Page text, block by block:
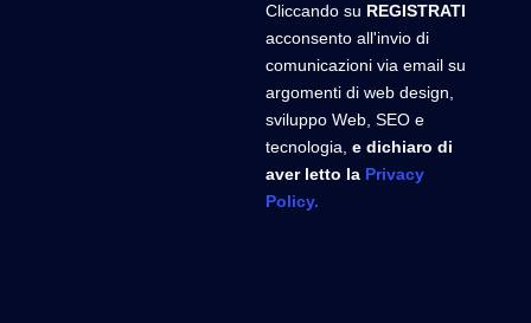
Cliccando su REGISTRATI
acconsento all'invio di
comunicazioni via email su
argomenti di web design,
sviluppo Web, SEO e
tecnologia, e dichiaro di
aver letto la Privacy
Policy.